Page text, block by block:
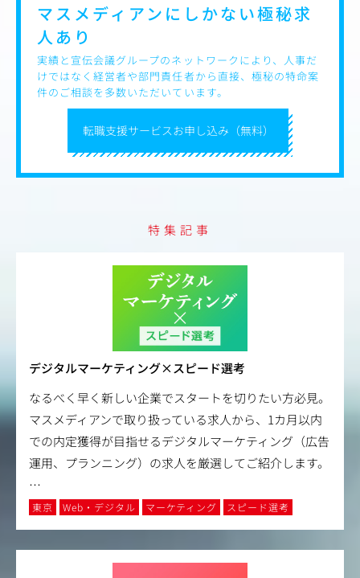
LTV向上施策の推進
向上の設計
体験（CX）の設計・改
トーリーを活用したロ
た継続率・リピート率転職支援サービスお申し込み（無料）
マスメディアンにしかない極秘求
人あり
実績と宣伝会議グループのネットワークにより、人事だ
けではなく経営者や部門責任者から直接、極秘の特命案
件のご相談を多数いただいています。
特集記事
デジタルマーケティング×スピード選考
なるべく早く新しい企業でスタートを切りたい方必見。
マスメディアンで取り扱っている求人から、1カ月以内
での内定獲得が目指せるデジタルマーケティング（広告
運用、プランニング）の求人を厳選してご紹介します。
…
東京 Web・デジタル マーケティング スピード選考